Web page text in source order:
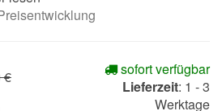
€
sofort verfügbar
Lieferzeit: 1 - 3
Werktage